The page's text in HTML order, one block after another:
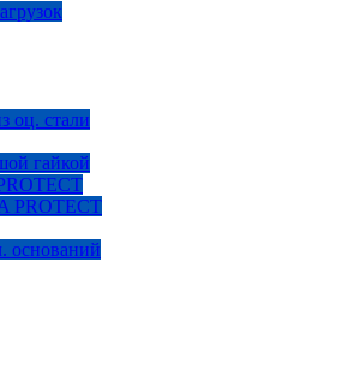
оц. стали
гайкой
PROTECT
оснований